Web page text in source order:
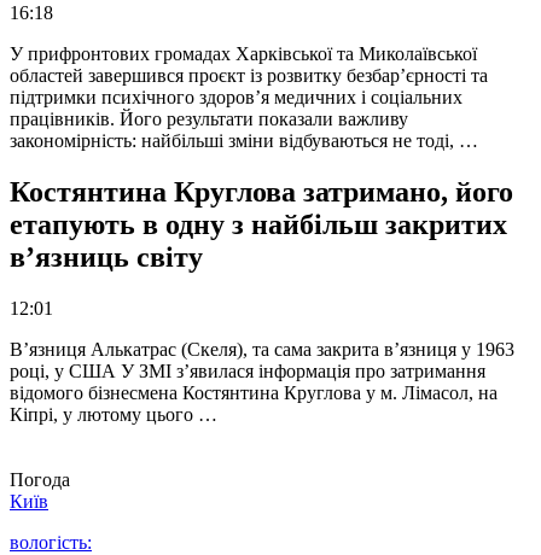
16:18
У прифронтових громадах Харківської та Миколаївської
областей завершився проєкт із розвитку безбар’єрності та
підтримки психічного здоров’я медичних і соціальних
працівників. Його результати показали важливу
закономірність: найбільші зміни відбуваються не тоді, …
Костянтина Круглова затримано, його
етапують в одну з найбільш закритих
в’язниць світу
12:01
В’язниця Алькатрас (Скеля), та сама закрита в’язниця у 1963
році, у США У ЗМІ з’явилася інформація про затримання
відомого бізнесмена Костянтина Круглова у м. Лімасол, на
Кіпрі, у лютому цього …
Погода
Київ
вологість: